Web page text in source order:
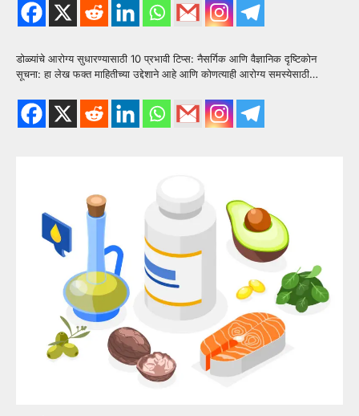
डोळ्यांचे आरोग्य सुधारण्यासाठी 10 प्रभावी टिप्स: नैसर्गिक आणि वैज्ञानिक दृष्टिकोन
सूचना: हा लेख फक्त माहितीच्या उद्देशाने आहे आणि कोणत्याही आरोग्य समस्येसाठी…